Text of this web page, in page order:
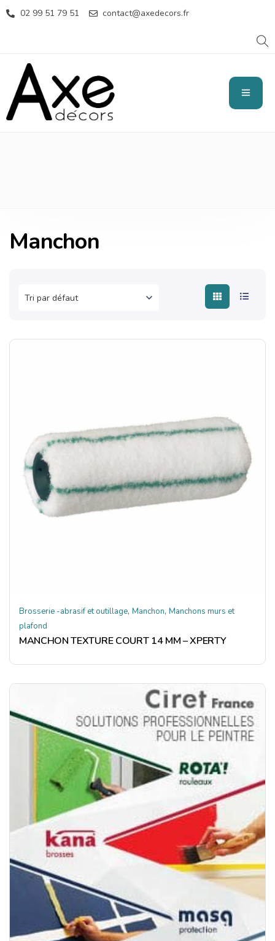
02 99 51 79 51 contact@axedecors.fr
MANCHON
Manchon
Brosserie -abrasif et outillage, Manchon, Manchons murs et
plafond
MANCHON TEXTURE COURT 14 MM – XPERTY